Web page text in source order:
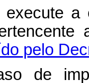
a
pelo
de